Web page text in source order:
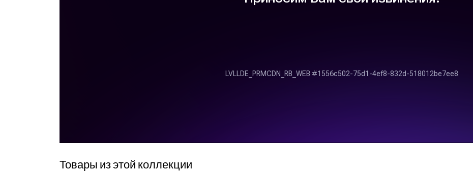
Товары из этой коллекции